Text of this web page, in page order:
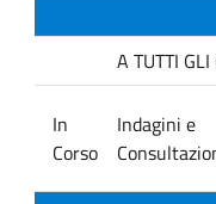
A TUTTI
In
Corso
Indagini e